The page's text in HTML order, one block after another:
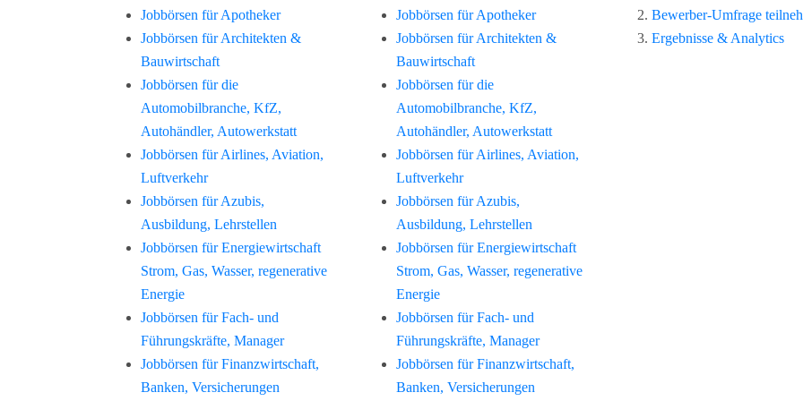
Jobbörsen für Apotheker
Jobbörsen für Architekten &
Bauwirtschaft
Jobbörsen für die
Automobilbranche, KfZ,
Autohändler, Autowerkstatt
Jobbörsen für Airlines, Aviation,
Luftverkehr
Jobbörsen für Azubis,
Ausbildung, Lehrstellen
Jobbörsen für Energiewirtschaft
Strom, Gas, Wasser, regenerative
Energie
Jobbörsen für Fach- und
Führungskräfte, Manager
Jobbörsen für Finanzwirtschaft,
Banken, Versicherungen
Jobbörsen für Apotheker
Jobbörsen für Architekten &
Bauwirtschaft
Jobbörsen für die
Automobilbranche, KfZ,
Autohändler, Autowerkstatt
Jobbörsen für Airlines, Aviation,
Luftverkehr
Jobbörsen für Azubis,
Ausbildung, Lehrstellen
Jobbörsen für Energiewirtschaft
Strom, Gas, Wasser, regenerative
Energie
Jobbörsen für Fach- und
Führungskräfte, Manager
Jobbörsen für Finanzwirtschaft,
Banken, Versicherungen
Bewerber-Umfrage
Ergebnisse & Analytics